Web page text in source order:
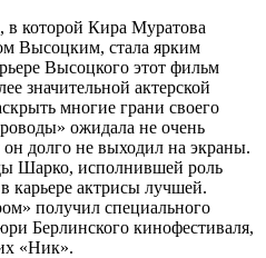
в которой Кира Муратова
Высоцким, стала ярким
Высоцкого этот фильм
значительной актерской
многие грани своего
ожидала не очень
он долго не выходил на экраны.
Шарко, исполнившей роль
карьере актрисы лучшей.
получил специального
Берлинского кинофестиваля,
«Ник».